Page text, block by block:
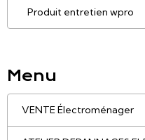
Produit entretien wpro
Menu
VENTE Électroménager